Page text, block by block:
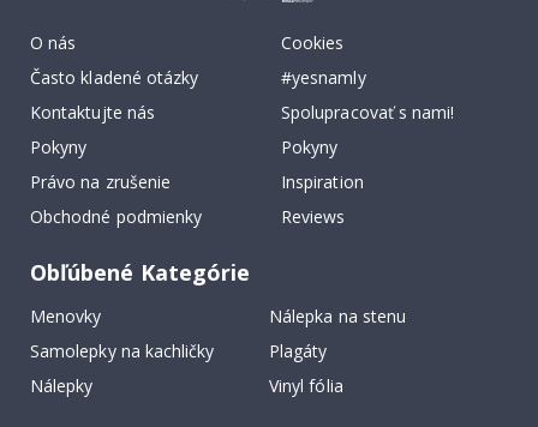
O nás
Často kladené otázky
Kontaktujte nás
Pokyny
Právo na zrušenie
Obchodné podmienky
Cookies
#yesnamly
Spolupracovať s nami!
Pokyny
Inspiration
Reviews
Obľúbené Kategórie
Menovky
Nálepka na stenu
Samolepky na kachličky
Plagáty
Nálepky
Vinyl fólia